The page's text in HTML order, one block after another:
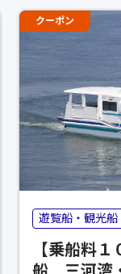
クーポン
遊覧船・観光船
【乗船料